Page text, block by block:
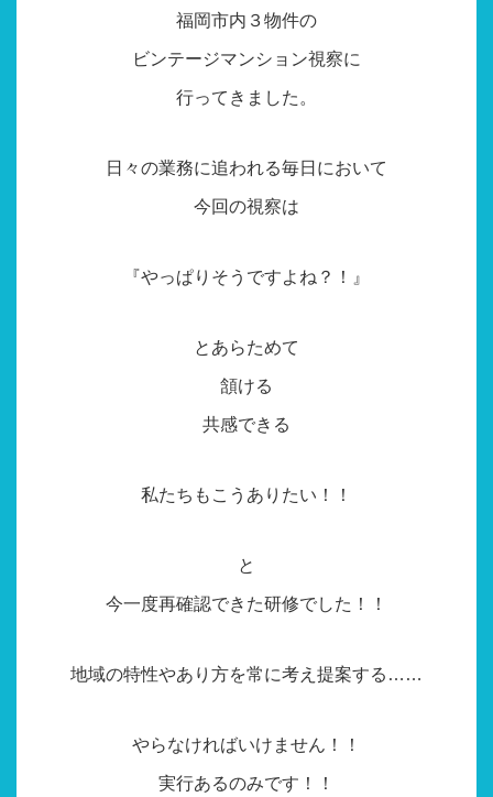
福岡市内３物件の
ビンテージマンション視察に
行ってきました。
日々の業務に追われる毎日において
今回の視察は
『やっぱりそうですよね？！』
とあらためて
頷ける
共感できる
私たちもこうありたい！！
と
今一度再確認できた研修でした！！
地域の特性やあり方を常に考え提案する……
やらなければいけません！！
実行あるのみです！！